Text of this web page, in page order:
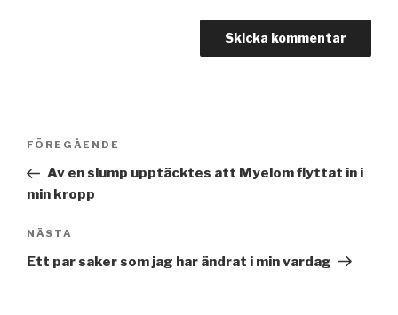
Inläggsnavigering
Föregående
inlägg
FÖREGÅENDE
Av en slump upptäcktes att Myelom flyttat in i
min kropp
Nästa
inlägg
NÄSTA
Ett par saker som jag har ändrat i min vardag